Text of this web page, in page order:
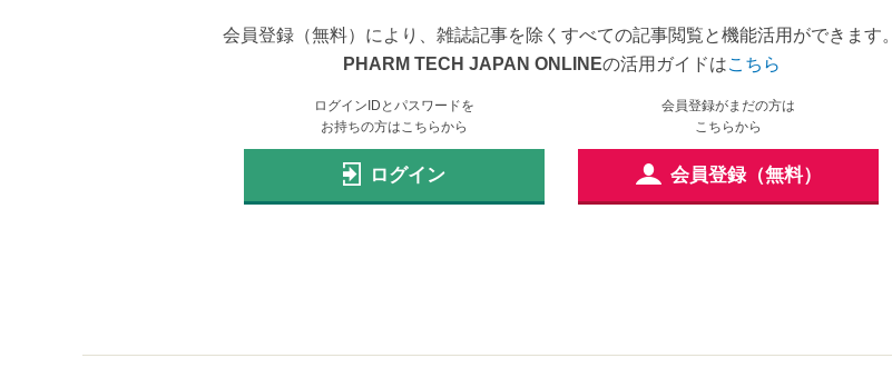
会員登録（無料）により、雑誌記事を除くすべての記事閲覧と機能活用ができます。
PHARM TECH JAPAN ONLINEの活用ガイドはこちら
ログインIDとパスワードを
お持ちの方はこちらから
ログイン
会員登録がまだの方は
こちらから
会員登録（無料）